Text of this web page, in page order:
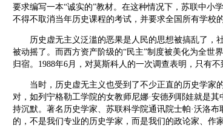
要求编写一本“诚实的”教材。在这种情况下，苏联中小
不得不取消当年历史课程的考试，并要求全国所有学校
历史虚无主义泛滥的恶果是人民的思想被搞乱了，
被动摇了。而西方资产阶级的“民主”制度被美化为全世
归宿。1988年6月，对莫斯科人的一次调查表明，只有
当时，历史虚无主义也受到了不少正直的历史学家
对，如列宁格勒工学院的女教师尼娜·安德列耶娃就是
持沉默。著名历史学家、苏联科学院通讯院士帕·沃洛
的，不是我们专业的历史学家，而是我们的政论家、作